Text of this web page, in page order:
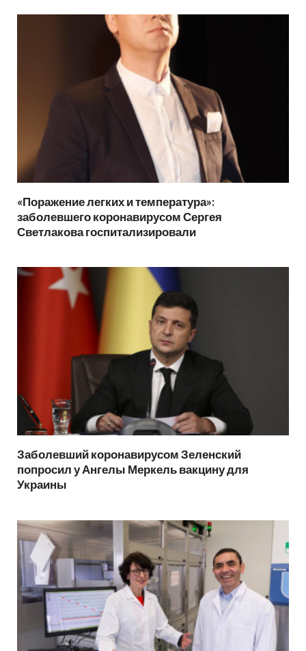
«Поражение легких и температура»:
заболевшего коронавирусом Сергея
Светлакова госпитализировали
Заболевший коронавирусом Зеленский
попросил у Ангелы Меркель вакцину для
Украины